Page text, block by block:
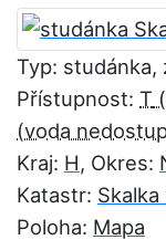
Typ: studánka,
Přístupnost: T
Kraj: H, Okres:
Katastr:
Poloha: Mapa